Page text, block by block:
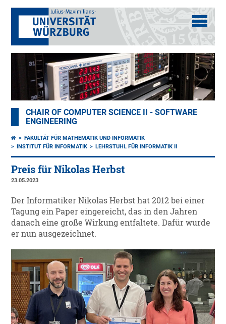
CHAIR OF COMPUTER SCIENCE II - SOFTWARE
ENGINEERING
FAKULTÄT FÜR MATHEMATIK UND INFORMATIK
INSTITUT FÜR INFORMATIK
LEHRSTUHL FÜR INFORMATIK II
Preis für Nikolas Herbst
23.05.2023
Der Informatiker Nikolas Herbst hat 2012 bei einer
Tagung ein Paper eingereicht, das in den Jahren
danach eine große Wirkung entfaltete. Dafür wurde
er nun ausgezeichnet.